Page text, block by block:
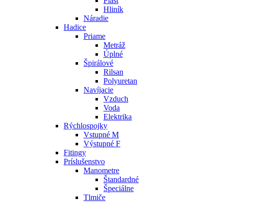
Hliník
Náradie
Hadice
Priame
Metráž
Úplné
Špirálové
Rilsan
Polyuretan
Navíjacie
Vzduch
Voda
Elektrika
Rýchlospojky
Vstupné M
Výstupné F
Fitingy
Príslušenstvo
Manometre
Štandardné
Špeciálne
Tlmiče